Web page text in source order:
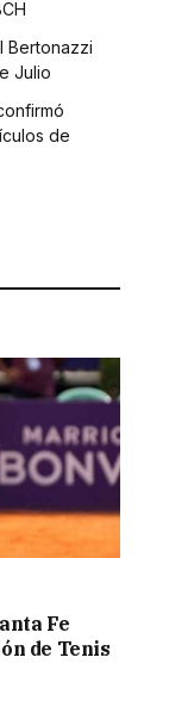
Bertonazzi
Julio
de
Fe
de Tenis